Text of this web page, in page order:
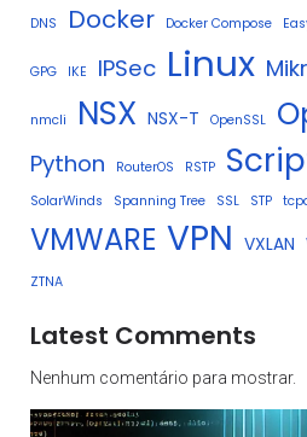
DNS
Docker Docker Compose
GPG IKE IPSec Linux
nmcli NSX NSX-T OpenSSL
Python RouterOS RSTP
SolarWinds Spanning Tree SSL STP
VMWARE VPN VXLAN
ZTNA
Latest Comments
Nenhum comentário para mostrar.